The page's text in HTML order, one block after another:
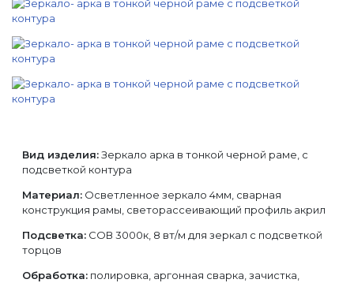
Вид изделия:Зеркало арка в тонкой черной раме, с
подсветкой контура
Материал: Осветленное зеркало 4мм, сварная
конструкция рамы, светорассеивающий профиль акрил
Подсветка: СОВ 3000к, 8 вт/м для зеркал с подсветкой
торцов
Обработка: полировка, аргонная сварка, зачистка,